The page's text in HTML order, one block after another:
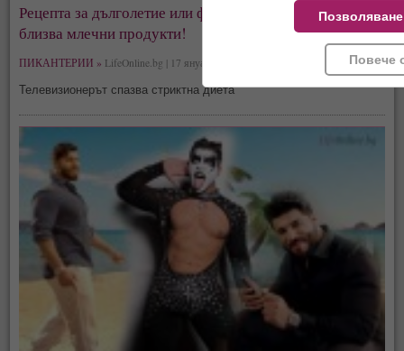
Рецепта за дълголетие или фобия? Косьо Филипов не
близва млечни продукти!
ПИКАНТЕРИИ » LifeOnline.bg | 17 януари, 12:45
Телевизионерът спазва стриктна диета
Повече